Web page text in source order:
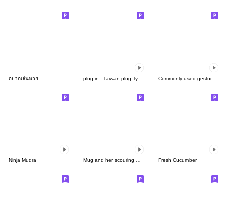
อยากเล่นหวย Commonly used gestures-1
Ninja Mudra Fresh Cucumber